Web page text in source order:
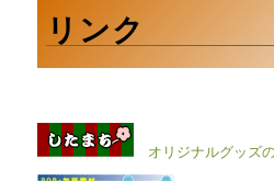
リンク
オリジナルグッズ